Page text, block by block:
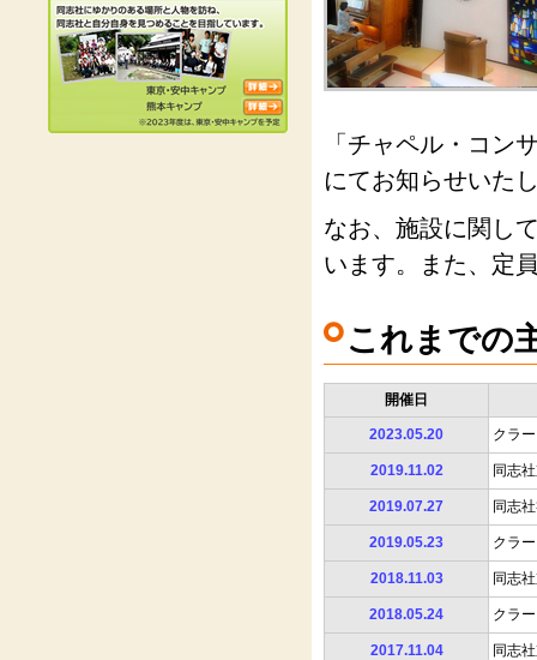
「チャペル・コン
にてお知らせいた
なお、施設に関し
います。また、定
これまでの
開催日
2023.05.20 クラ
2019.11.02 同志
2019.07.27 同志
2019.05.23 クラ
2018.11.03 同志
2018.05.24 クラ
2017.11.04 同志